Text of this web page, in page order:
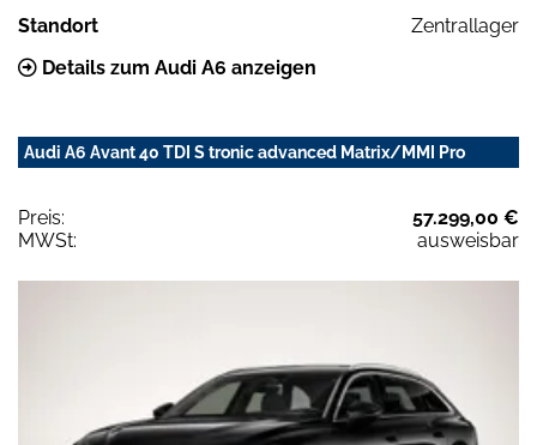
Standort
Zentrallager
Details zum Audi A6 anzeigen
Audi A6 Avant 40 TDI S tronic advanced Matrix/MMI Pro
Preis:
57.299,00 €
MWSt:
ausweisbar